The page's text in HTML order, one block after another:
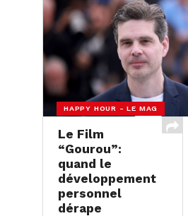
HAPPY HOUR - LE MAG
Le Film
“Gourou”:
quand le
développement
personnel
dérape